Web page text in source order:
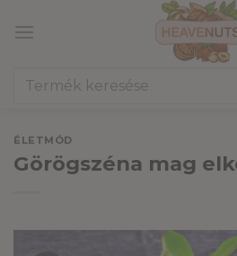
Keresés
ÉLETMÓD
Görögszéna mag